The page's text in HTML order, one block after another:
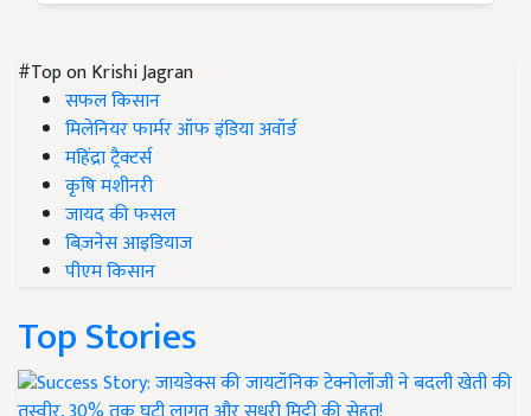
#Top on Krishi Jagran
सफल किसान
मिलेनियर फार्मर ऑफ इंडिया अवॉर्ड
महिंद्रा ट्रैक्टर्स
कृषि मशीनरी
जायद की फसल
बिज़नेस आइडियाज
पीएम किसान
Top Stories